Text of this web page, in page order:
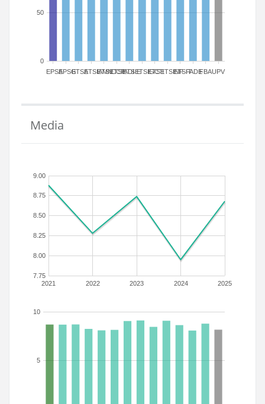
EPSAEPSGETSAETSIAMN
ETSICCP
ETSIADI
ETSIEETSIGCT
ETSIIETSINFETSITFADEFBAUPV
0
50
Media
2021 2022 2023 2024 2025
7.75
8.00
8.25
8.50
8.75
9.00
5
10